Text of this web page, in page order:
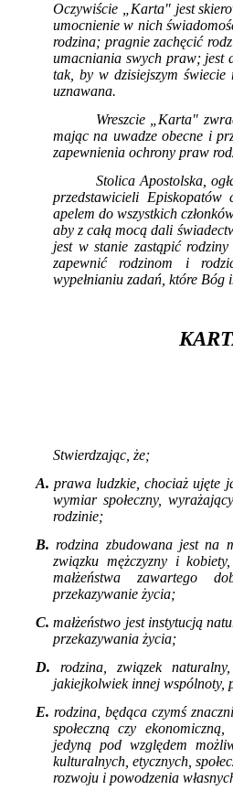
Oczywiście „Karta" jest
umocnienie w nich
rodzina; pragnie zachęcić
umacniania swych praw; jest
tak, by w dzisiejszym
uznawana.
Wreszcie „Karta"
mając na uwadze obecne i
zapewnienia ochrony praw
Stolica Apostolska,
przedstawicieli Episkopatów
apelem do wszystkich
aby z całą mocą dali
jest w stanie zastąpić
zapewnić rodzinom i
wypełnianiu zadań, które Bóg
Stwierdzając, że;
A. prawa ludzkie, chociaż ujęte
wymiar społeczny,
rodzinie;
B. rodzina zbudowana jest na
związku mężczy­zny i
małżeństwa zawartego
przekazywanie życia;
C. małżeństwo jest instytucją
przekazywania życia;
D. rodzina, związek
jakiejkolwiek innej wspólno­ty,
E. rodzina, będąca czymś
społeczną czy
jedyną pod względem
kulturalnych, etycznych,
rozwoju i powodzenia